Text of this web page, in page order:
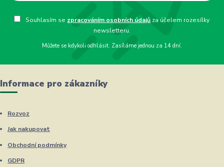
Souhlasím se zpracováním osobních údajů za účelem rozesílky
newsletteru.
Můžete se kdykoli odhlásit. Zasíláme jednou za 14 dní.
Informace pro zákazníky
Rozvoz
Jak nakupovat
Obchodní podmínky
GDPR